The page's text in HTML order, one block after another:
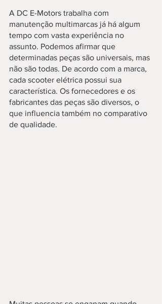
A DC E-Motors trabalha com
manutenção multimarcas já há algum
tempo com vasta experiência no
assunto. Podemos afirmar que
determinadas peças são universais, mas
não são todas. De acordo com a marca,
cada scooter elétrica possui sua
característica. Os fornecedores e os
fabricantes das peças são diversos, o
que influencia também no comparativo
de qualidade.